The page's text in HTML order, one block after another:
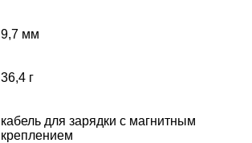
9,7 мм
36,4 г
кабель для зарядки с магнитным
креплением